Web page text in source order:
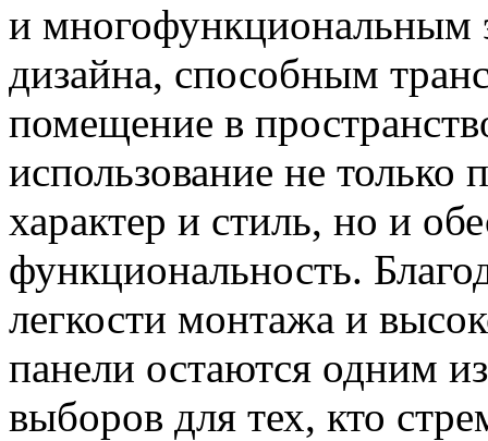
и многофункциональным
дизайна, способным
помещение в
использование не только
характер и стиль, но и
функциональность.
легкости монтажа и
панели остаются одним
выборов для тех, кто